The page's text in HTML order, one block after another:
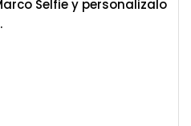
Selfie y personalizalo